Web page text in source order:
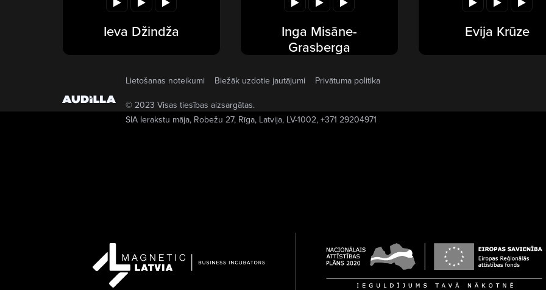
Ieva Džindža
Inga Misāne-
Grasberga
Evija Krūze
Lietošanas noteikumi Biežāk uzdotie jautājumi
Privātuma politika
© 2023 Visas tiesības aizsargātas.
SIA Ierakstu māja, Robežu 27, Rīga, Latvija, LV-1002, +371 29204971